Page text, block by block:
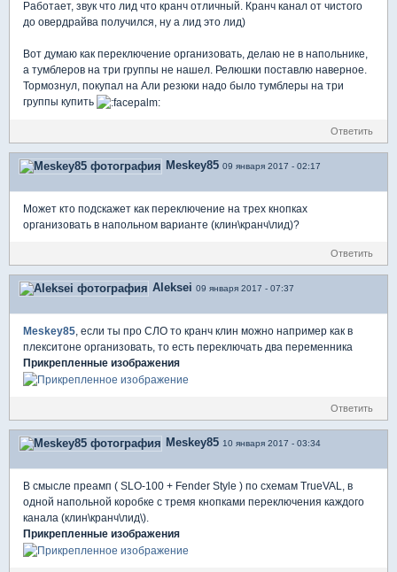
Работает, звук что лид что кранч отличный. Кранч канал от чистого
до овердрайва получился, ну а лид это лид)
Вот думаю как переключение организовать, делаю не в напольнике,
а тумблеров на три группы не нашел. Релюшки поставлю наверное.
Тормознул, покупал на Али резюки надо было тумблеры на три
группы купить
Ответить
Meskey85 09 января 2017 - 02:17
Может кто подскажет как переключение на трех кнопках
организовать в напольном варианте (клин\кранч\лид)?
Ответить
Aleksei 09 января 2017 - 07:37
Meskey85, если ты про СЛО то кранч клин можно например как в
плекситоне организовать, то есть переключать два переменника
Прикрепленные изображения
Ответить
Meskey85 10 января 2017 - 03:34
В смысле преамп ( SLO-100 + Fender Style ) по схемам TrueVAL, в
одной напольной коробке с тремя кнопками переключения каждого
канала (клин\кранч\лид\).
Прикрепленные изображения